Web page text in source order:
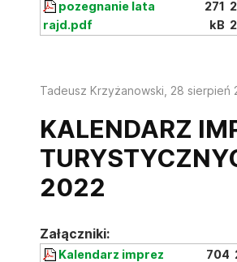
pozegnanie lata
rajd.pdf
271
kB
Tadeusz Krzyżanowski, 28 sierpień
KALENDARZ
2022
Załączniki:
Kalendarz imprez
704